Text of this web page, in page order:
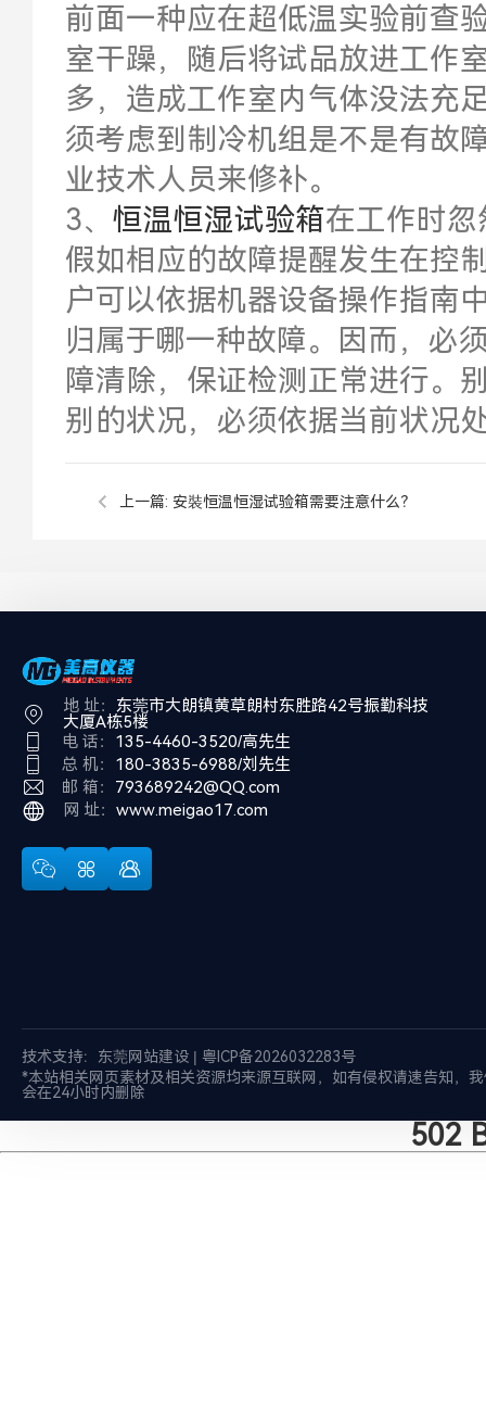
前面一种应在超低温实验前查
室干躁，随后将试品放进工作
多，造成工作室内气体没法充
须考虑到制冷机组是不是有故
业技术人员来修补。
3、 恒温恒湿试验箱在工作时
假如相应的故障提醒发生在控
户可以依据机器设备操作指南
归属于哪一种故障。因而，必
障清除，保证检测正常进行。
别的状况，必须依据当前状况
上一篇: 安裝恒温恒湿试验箱需要注意什么？
地 址： 东莞市大朗镇黄草朗村东胜路42号振勤科技
大厦A栋5楼
电 话： 135-4460-3520/高先生
总 机： 180-3835-6988/刘先生
邮 箱： 793689242@QQ.com
网 址： www.meigao17.com
技术支持： 东莞网站建设| 粤ICP备2026032283号
*本站相关网页素材及相关资源均来源互联网，如有侵权请速告知，
会在24小时内删除
502